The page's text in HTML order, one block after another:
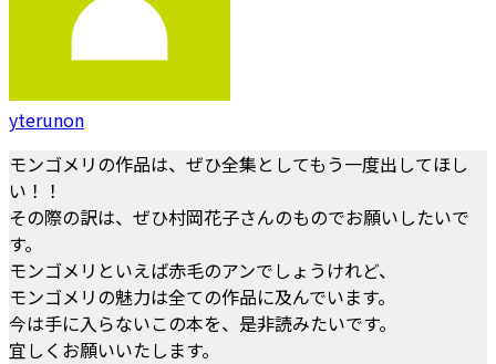
yterunon
モンゴメリの作品は、ぜひ全集としてもう一度出してほし
い！！
その際の訳は、ぜひ村岡花子さんのものでお願いしたいで
す。
モンゴメリといえば赤毛のアンでしょうけれど、
モンゴメリの魅力は全ての作品に及んでいます。
今は手に入らないこの本を、是非読みたいです。
宜しくお願いいたします。